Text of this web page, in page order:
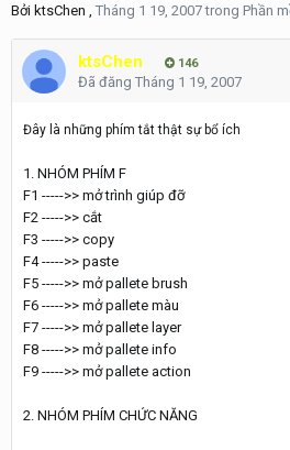
Bởi ktsChen , Tháng 1 19, 2007trong Phần
ktsChen 146
Đã đăng Tháng 1 19, 2007
Đây là những phím tắt thật sự bổ ích
1. NHÓM PHÍM F
F1 ----->> mở trình giúp đỡ
F2 ----->> cắt
F3 ----->> copy
F4 ----->> paste
F5 ----->> mở pallete brush
F6 ----->> mở pallete màu
F7 ----->> mở pallete layer
F8 ----->> mở pallete info
F9 ----->> mở pallete action
2. NHÓM PHÍM CHỨC NĂNG